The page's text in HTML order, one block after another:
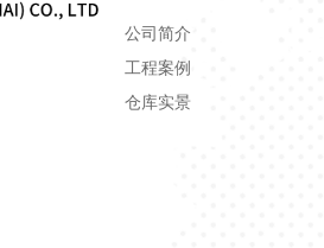
公司简介
工程案例
仓库实景